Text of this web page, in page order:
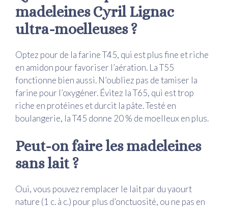
madeleines Cyril Lignac
ultra-moelleuses ?
Optez pour de la farine T45, qui est plus fine et riche
en amidon pour favoriser l’aération. La T55
fonctionne bien aussi. N’oubliez pas de tamiser la
farine pour l’oxygéner. Évitez la T65, qui est trop
riche en protéines et durcit la pâte. Testé en
boulangerie, la T45 donne 20 % de moelleux en plus.
Peut-on faire les madeleines
sans lait ?
Oui, vous pouvez remplacer le lait par du yaourt
nature (1 c. à c.) pour plus d’onctuosité, ou ne pas en